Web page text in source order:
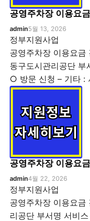
공영주차장 이용요
admin5월 13, 2026
정부지원사업
공영주차장 이용요금
동구도시관리공단 부
○ 방문 신청 – 기타 :
공영주차장 이용요
admin4월 22, 2026
정부지원사업
공영주차장 이용요금
리공단 부서명 서비